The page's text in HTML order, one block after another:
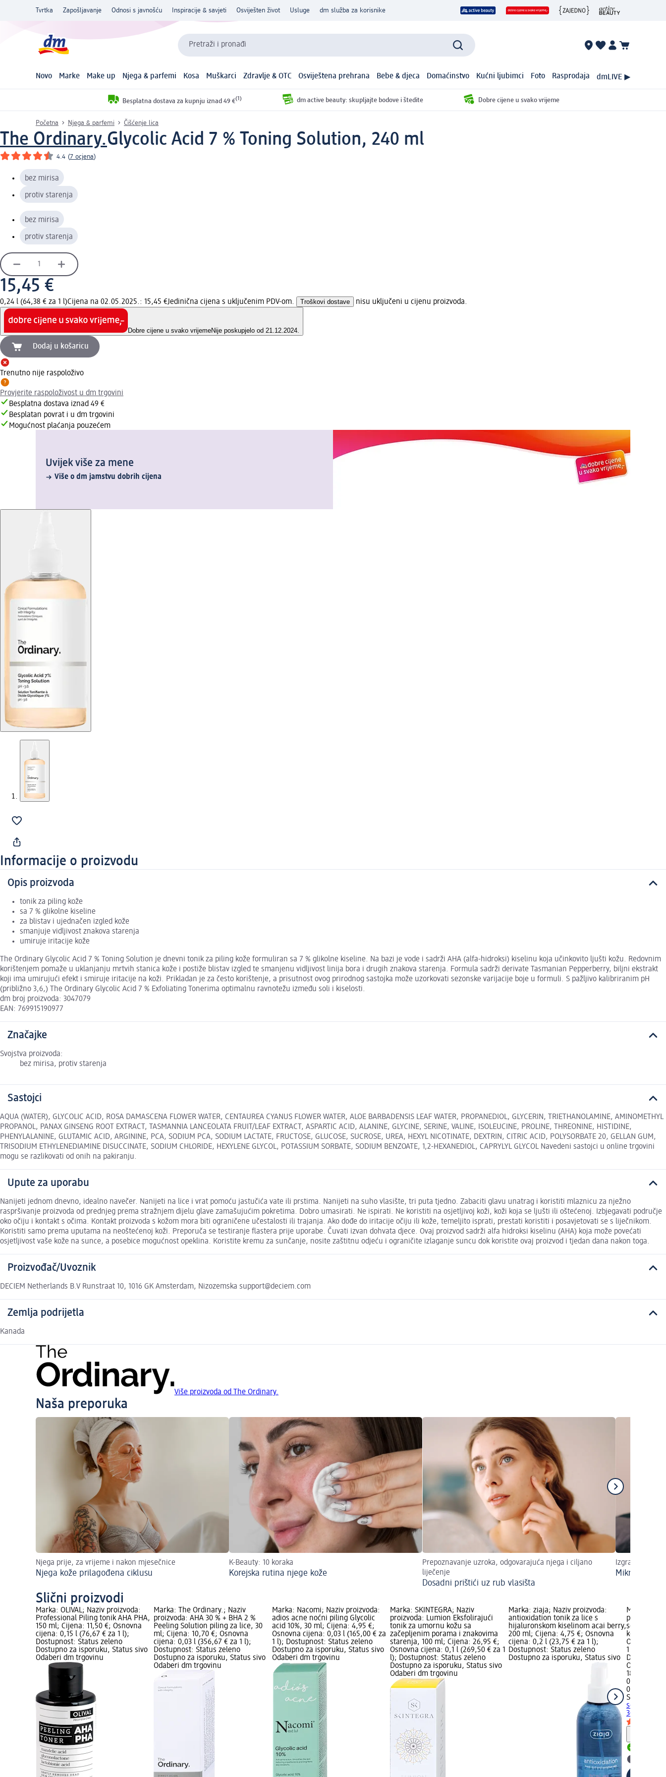
Tvrtka Zapošljavanje Odnosi s javnošću Inspiracije & savjeti Osviješten život Usluge dm služba za korisnike
Pretraži i pronađi
Novo Marke Make up Njega & parfemi Kosa Muškarci Zdravlje & OTC Osviještena prehrana Bebe & djeca Domaćinstvo Kućni ljubimci Foto Rasprodaja dmLIVE ▶
Besplatna dostava za kupnju iznad 49 €(1) dm active beauty: skupljajte bodove i štedite Dobre cijene u svako vrijeme
Početna Njega & parfemi Čišćenje lica
The Ordinary.Glycolic Acid 7 % Toning Solution, 240 ml
4.4 (7 ocjena)
bez mirisa
protiv starenja
bez mirisa
protiv starenja
15,45 €
0,24 l (64,38 € za 1 l)Cijena na 02.05.2025.: 15,45 €Jedinična cijena s uključenim PDV-om. Troškovi dostave nisu uključeni u cijenu proizvoda.
Dobre cijene u svako vrijemeNije poskupjelo od 21.12.2024.
Dodaj u košaricu
Trenutno nije raspoloživo
Provjerite raspoloživost u dm trgovini
Besplatna dostava iznad 49 €
Besplatan povrat i u dm trgovini
Mogućnost plaćanja pouzećem
Uvijek više za mene
Više o dm jamstvu dobrih cijena
Informacije o proizvodu
Opis proizvoda
tonik za piling kože
sa 7 % glikolne kiseline
za blistav i ujednačen izgled kože
smanjuje vidljivost znakova starenja
umiruje iritacije kože
The Ordinary Glycolic Acid 7 % Toning Solution je dnevni tonik za piling kože formuliran sa 7 % glikolne kiseline. Na bazi je vode i sadrži AHA (alfa-hidroksi) kiselinu koja učinkovito ljušti kožu. Redovnim
korištenjem pomaže u uklanjanju mrtvih stanica kože i postiže blistav izgled te smanjenu vidljivost linija bora i drugih znakova starenja. Formula sadrži derivate Tasmanian Pepperberry, biljni ekstrakt
koji ima umirujući efekt i smiruje iritacije na koži. Prikladan je za često korištenje, a prisutnost ovog prirodnog sastojka može uzorkovati sezonske varijacije boje u formuli. S pažljivo kalibriranim pH
(približno 3,6,) The Ordinary Glycolic Acid 7 % Exfoliating Tonerima optimalnu ravnotežu između soli i kiselosti.
dm broj proizvoda: 3047079
EAN: 769915190977
Značajke
Svojstva proizvoda:
bez mirisa, protiv starenja
Sastojci
AQUA (WATER), GLYCOLIC ACID, ROSA DAMASCENA FLOWER WATER, CENTAUREA CYANUS FLOWER WATER, ALOE BARBADENSIS LEAF WATER, PROPANEDIOL, GLYCERIN, TRIETHANOLAMINE, AMINOMETHYL
PROPANOL, PANAX GINSENG ROOT EXTRACT, TASMANNIA LANCEOLATA FRUIT/LEAF EXTRACT, ASPARTIC ACID, ALANINE, GLYCINE, SERINE, VALINE, ISOLEUCINE, PROLINE, THREONINE, HISTIDINE,
PHENYLALANINE, GLUTAMIC ACID, ARGININE, PCA, SODIUM PCA, SODIUM LACTATE, FRUCTOSE, GLUCOSE, SUCROSE, UREA, HEXYL NICOTINATE, DEXTRIN, CITRIC ACID, POLYSORBATE 20, GELLAN GUM,
TRISODIUM ETHYLENEDIAMINE DISUCCINATE, SODIUM CHLORIDE, HEXYLENE GLYCOL, POTASSIUM SORBATE, SODIUM BENZOATE, 1,2-HEXANEDIOL, CAPRYLYL GLYCOL Navedeni sastojci u online trgovini
mogu se razlikovati od onih na pakiranju.
Upute za uporabu
Nanijeti jednom dnevno, idealno navečer. Nanijeti na lice i vrat pomoću jastučića vate ili prstima. Nanijeti na suho vlasište, tri puta tjedno. Zabaciti glavu unatrag i koristiti mlaznicu za nježno
raspršivanje proizvoda od prednjeg prema stražnjem dijelu glave zamašujućim pokretima. Dobro umasirati. Ne ispirati. Ne koristiti na osjetljivoj koži, koži koja se ljušti ili oštećenoj. Izbjegavati područje
oko očiju i kontakt s očima. Kontakt proizvoda s kožom mora biti ograničene učestalosti ili trajanja. Ako dođe do iritacije očiju ili kože, temeljito isprati, prestati koristiti i posavjetovati se s liječnikom.
Koristiti samo prema uputama na neoštećenoj koži. Preporuča se testiranje flastera prije uporabe. Čuvati izvan dohvata djece. Ovaj proizvod sadrži alfa hidroksi kiselinu (AHA) koja može povećati
osjetljivost vaše kože na sunce, a posebice mogućnost opeklina. Koristite kremu za sunčanje, nosite zaštitnu odjeću i ograničite izlaganje suncu dok koristite ovaj proizvod i tjedan dana nakon toga.
Proizvođač/Uvoznik
DECIEM Netherlands B.V Runstraat 10, 1016 GK Amsterdam, Nizozemska support@deciem.com
Zemlja podrijetla
Kanada
Više proizvoda od The Ordinary.
Naša preporuka
Njega prije, za vrijeme i nakon mjesečnice
Njega kože prilagođena ciklusu
K-Beauty: 10 koraka
Korejska rutina njege kože
Prepoznavanje uzroka, odgovarajuća njega i ciljano
liječenje
Dosadni prištići uz rub vlasišta
Izgradnja,
Mikrobiom
Slični proizvodi
Marka: OLIVAL; Naziv proizvoda:
Professional Piling tonik AHA PHA,
150 ml; Cijena: 11,50 €; Osnovna
cijena: 0,15 l (76,67 € za 1 l);
Dostupnost: Status zeleno
Dostupno za isporuku, Status sivo
Odaberi dm trgovinu
Marka: The Ordinary.; Naziv
proizvoda: AHA 30 % + BHA 2 %
Peeling Solution piling za lice, 30
ml; Cijena: 10,70 €; Osnovna
cijena: 0,03 l (356,67 € za 1 l);
Dostupnost: Status zeleno
Dostupno za isporuku, Status sivo
Odaberi dm trgovinu
Marka: Nacomi; Naziv proizvoda:
adios acne noćni piling Glycolic
acid 10%, 30 ml; Cijena: 4,95 €;
Osnovna cijena: 0,03 l (165,00 € za
1 l); Dostupnost: Status zeleno
Dostupno za isporuku, Status sivo
Odaberi dm trgovinu
Marka: SKINTEGRA; Naziv
proizvoda: Lumion Eksfolirajući
tonik za umornu kožu sa
začepljenim porama i znakovima
starenja, 100 ml; Cijena: 26,95 €;
Osnovna cijena: 0,1 l (269,50 € za 1
l); Dostupnost: Status zeleno
Dostupno za isporuku, Status sivo
Odaberi dm trgovinu
Marka: ziaja; Naziv proizvoda:
antioxidation tonik za lice s
hijaluronskom kiselinom acai berry,
200 ml; Cijena: 4,75 €; Osnovna
cijena: 0,2 l (23,75 € za 1 l);
Dostupnost: Status zeleno
Dostupno za isporuku, Status sivo
Marka:
proizvoda:
serum za
kožu, 30
Osnovna
1 l);
Dostupno
Odaberi
18,45 €
0,03 l
SKINTEGRA
serum za
30 ml